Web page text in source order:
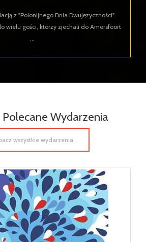
z "Polonijnego Dnia Dwujęzyczności".
wielu gości, którzy zjechali do Amersfoort
...
Polecane Wydarzenia
wszystkie wydarzenia